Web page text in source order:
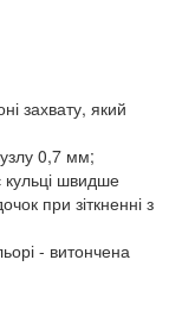
захвату, який
0,7 мм;
швидше
при зіткненні з
- витончена